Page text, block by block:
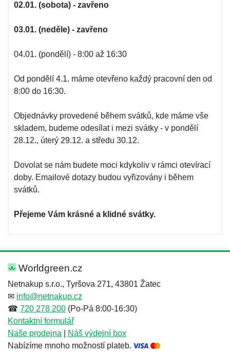
02.01. (sobota) - zavřeno
03.01. (neděle) - zavřeno
04.01. (pondělí) - 8:00 až 16:30
Od pondělí 4.1. máme otevřeno každý pracovní den od
8:00 do 16:30.
Objednávky provedené během svátků, kde máme vše
skladem, budeme odesílat i mezi svátky - v pondělí
28.12., úterý 29.12. a středu 30.12.
Dovolat se nám budete moci kdykoliv v rámci otevírací
doby. Emailové dotazy budou vyřizovány i během
svátků.
Přejeme Vám krásné a klidné svátky.
Worldgreen.cz
Netnakup s.r.o., Tyršova 271, 43801 Žatec
✉ info@netnakup.cz
☎ 720 278 200 (Po-Pá 8:00-16:30)
Kontaktní formulář
Naše prodejna
Náš výdejní box
Nabízíme mnoho možností plateb.